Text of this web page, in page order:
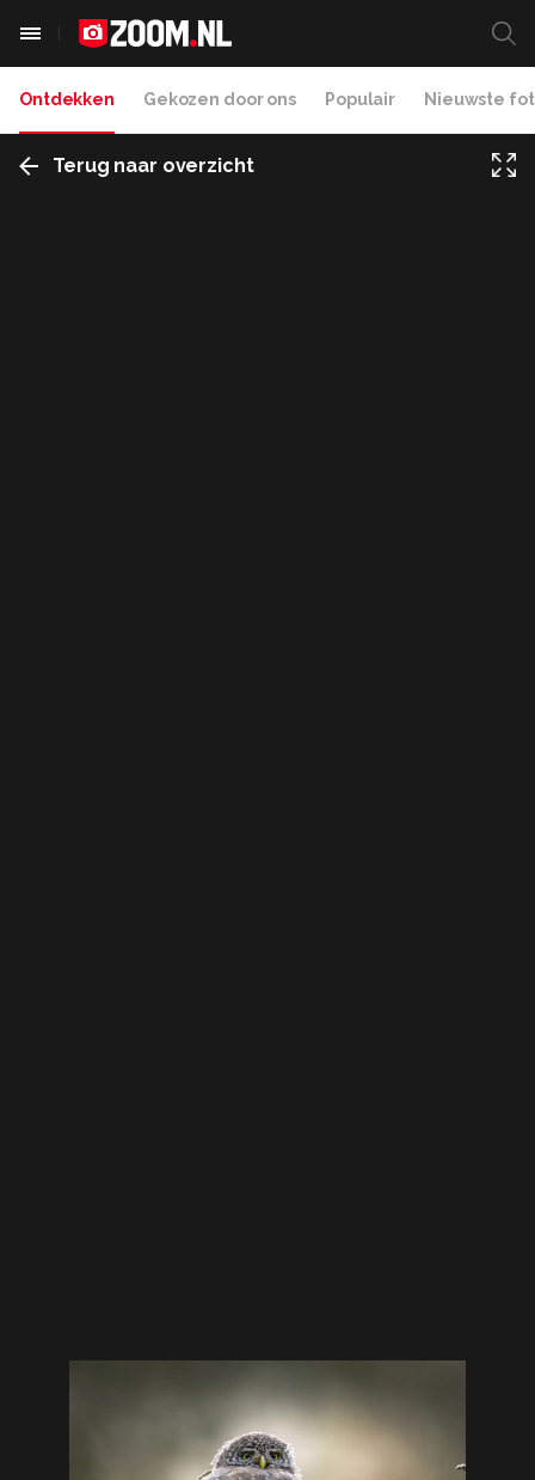
Ontdekken Gekozen door ons Populair Nieuwste
Terug naar overzicht